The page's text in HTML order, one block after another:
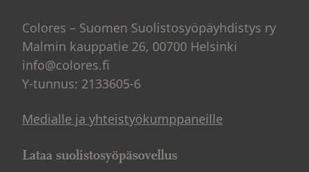
Colores – Suomen Suolistosyöpäyhdistys ry
Malmin kauppatie 26, 00700 Helsinki
info@colores.fi
Y-tunnus: 2133605-6
Medialle ja yhteistyökumppaneille
Lataa suolistosyöpäsovellus